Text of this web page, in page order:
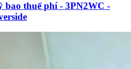
bao thuế phí - 3PN2WC -